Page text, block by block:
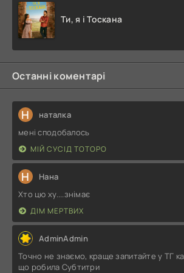
Ти, я і Тоскана
Останні коментарі
Н наталка
мені сподобалось
МІЙ СУСІД ТОТОРО
Н Нана
Хто цю ху....знімає
ДІМ МЕРТВИХ
AdminAdmin
Точно не знаємо, краще запитайте у ТГ
що робила Субтитри